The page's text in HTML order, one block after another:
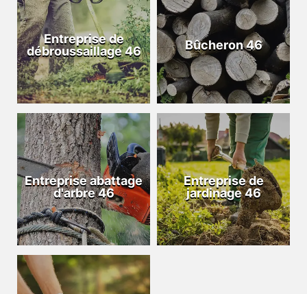
Entreprise de
débroussaillage 46
Bûcheron 46
Entreprise abattage
d'arbre 46
Entreprise de
jardinage 46